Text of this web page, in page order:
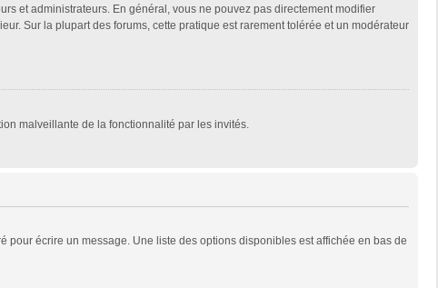
et administrateurs. En général, vous ne pouvez pas directement modifier
Sur la plupart des forums, cette pratique est rarement tolérée et un modérateur
malveillante de la fonctionnalité par les invités.
pour écrire un message. Une liste des options disponibles est affichée en bas de